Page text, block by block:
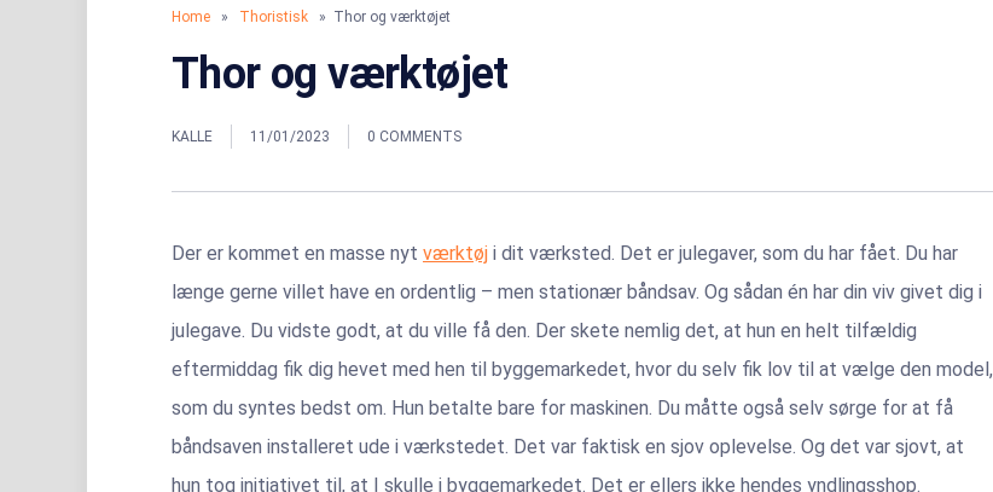
Home » Thoristisk » Thor og værktøjet
Thor og værktøjet
KALLE 11/01/2023 0 COMMENTS
Der er kommet en masse nyt værktøj i dit værksted. Det er julegaver, som du har fået. Du har
længe gerne villet have en ordentlig – men stationær båndsav. Og sådan én har din viv givet dig i
julegave. Du vidste godt, at du ville få den. Der skete nemlig det, at hun en helt tilfældig
eftermiddag fik dig hevet med hen til byggemarkedet, hvor du selv fik lov til at vælge den model,
som du syntes bedst om. Hun betalte bare for maskinen. Du måtte også selv sørge for at få
båndsaven installeret ude i værkstedet. Det var faktisk en sjov oplevelse. Og det var sjovt, at
hun tog initiativet til, at I skulle i byggemarkedet. Det er ellers ikke hendes yndlingsshop.